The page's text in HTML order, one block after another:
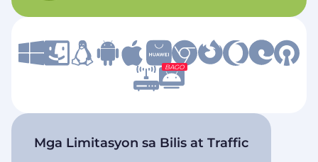
BAGO
Mga Limitasyon sa Bilis at Traffic